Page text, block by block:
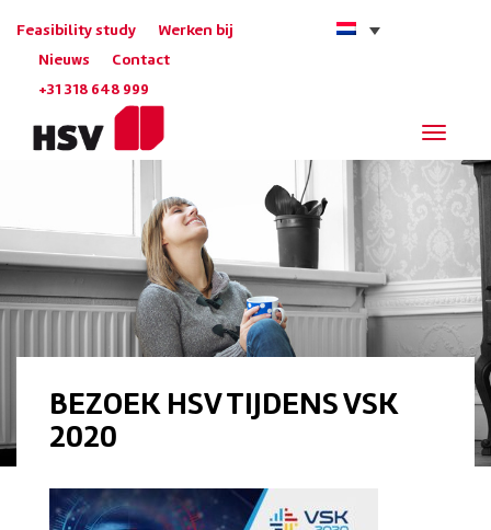
Feasibility study Werken bij
Nieuws Contact
+31 318 648 999
BEZOEK HSV TIJDENS VSK
2020